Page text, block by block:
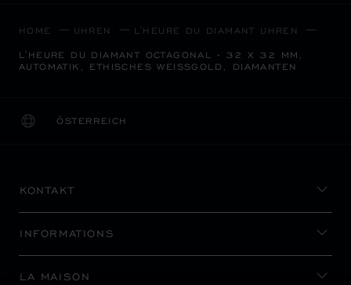
HOME UHREN L'HEURE DU DIAMANT UHREN
L'HEURE DU DIAMANT OCTAGONAL - 32 X 32 MM,
AUTOMATIK, ETHISCHES WEISSGOLD, DIAMANTEN
ÖSTERREICH
LOKALISIERUNG (LAND ÄNDERN)
LAND ÄNDERN
KONTAKT
INFORMATIONS
LA MAISON